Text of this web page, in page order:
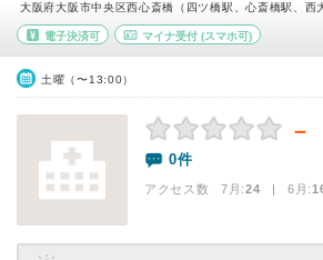
大阪府大阪市中央区西心斎橋（四ツ橋駅、心斎橋駅、西
電子決済可 マイナ受付(スマホ可)
土曜（〜13:00）
－
0件
アクセス数 7月:24 | 6月: